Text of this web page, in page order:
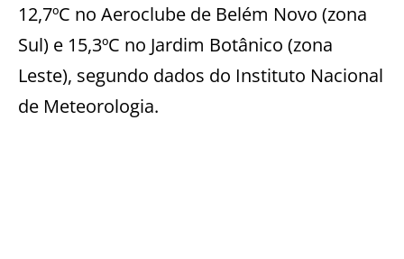
12,7ºC no Aeroclube de Belém Novo (zona
Sul) e 15,3ºC no Jardim Botânico (zona
Leste), segundo dados do Instituto Nacional
de Meteorologia.